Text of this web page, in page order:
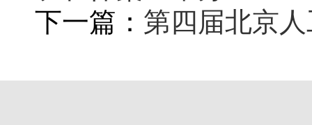
下一篇： 第四届北京